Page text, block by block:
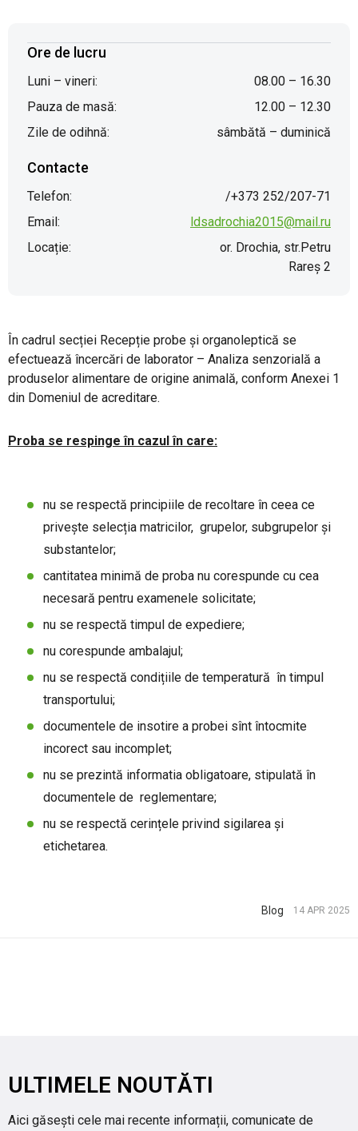
Ore de lucru
Luni – vineri:
08.00 – 16.30
Pauza de masă:
12.00 – 12.30
Zile de odihnă:
sâmbătă – duminică
Contacte
Telefon:
/+373 252/207-71
Email:
ldsadrochia2015@mail.ru
Locație:
or. Drochia, str.Petru
Rareş 2
În cadrul secției Recepție probe și organoleptică se
efectuează încercări de laborator – Analiza senzorială a
produselor alimentare de origine animală, conform Anexei 1
din Domeniul de acreditare.
Proba se respinge în cazul în care:
nu se respectă principiile de recoltare în ceea ce
privește selecția matricilor, grupelor, subgrupelor și
substantelor;
cantitatea minimă de proba nu corespunde cu cea
necesară pentru examenele solicitate;
nu se respectă timpul de expediere;
nu corespunde ambalajul;
nu se respectă condițiile de temperatură în timpul
transportului;
documentele de insotire a probei sînt întocmite
incorect sau incomplet;
nu se prezintă informatia obligatoare, stipulată în
documentele de reglementare;
nu se respectă cerințele privind sigilarea și
etichetarea.
Blog 14 APR 2025
ULTIMELE NOUTĂTI
Aici găsești cele mai recente informații, comunicate de